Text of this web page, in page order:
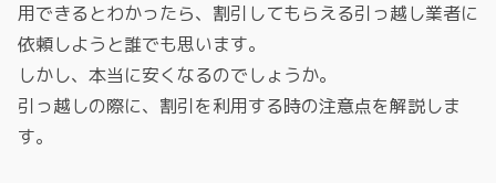
用できるとわかったら、割引してもらえる引っ越し業者に
依頼しようと誰でも思います。
しかし、本当に安くなるのでしょうか。
引っ越しの際に、割引を利用する時の注意点を解説しま
す。